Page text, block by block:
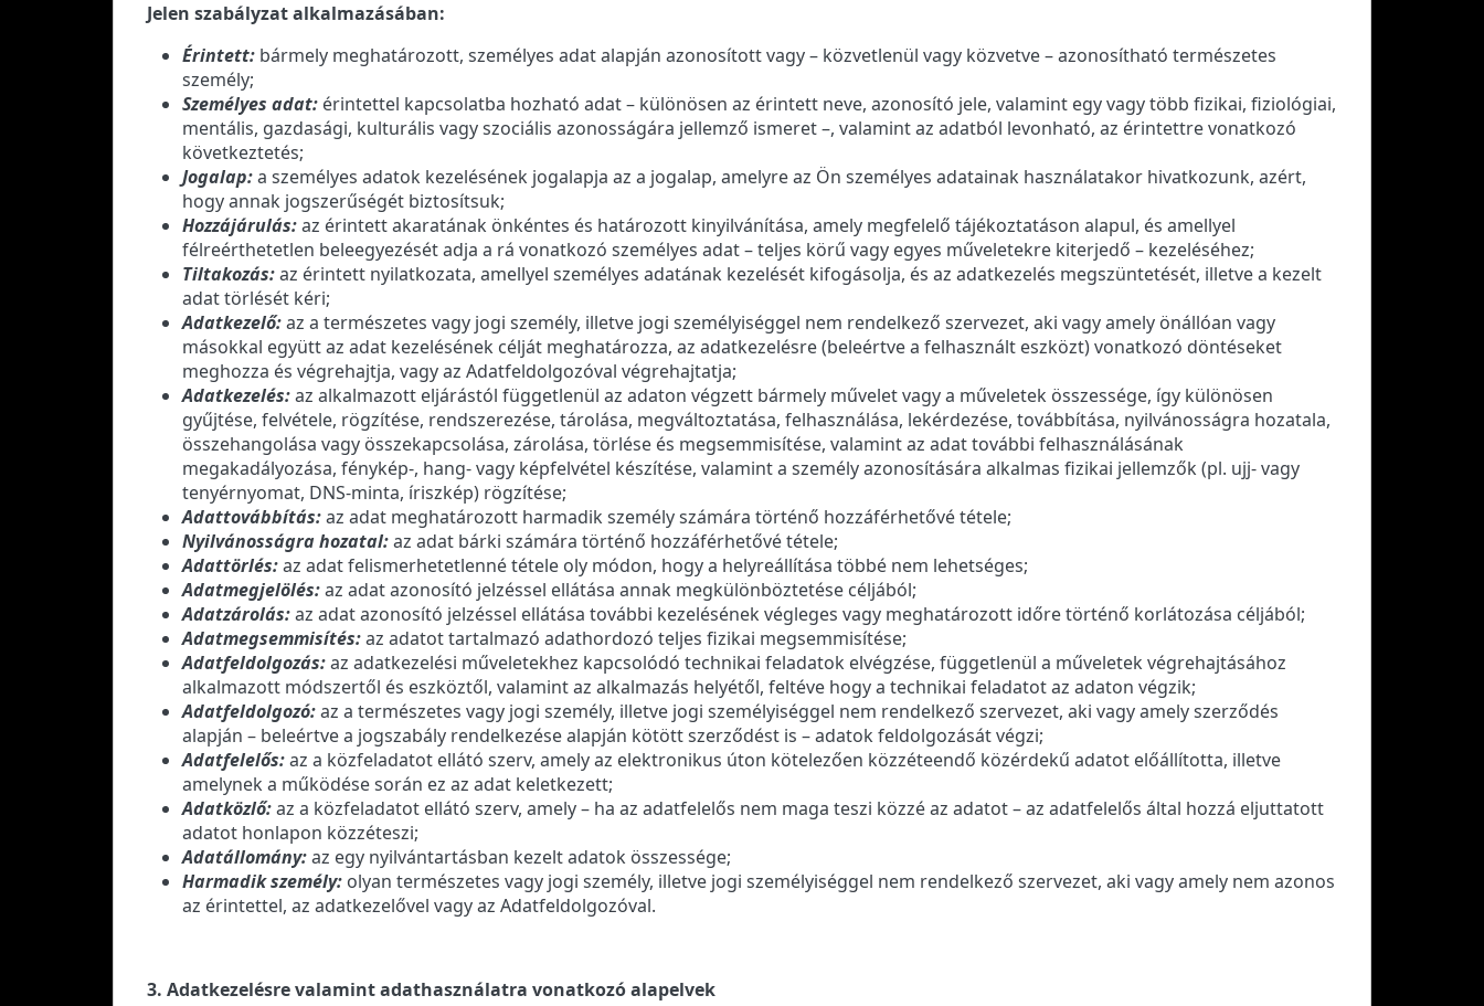
Jelen szabályzat alkalmazásában:
Érintett: bármely meghatározott, személyes adat alapján azonosított vagy – közvetlenül vagy közvetve – azonosítható természetes
személy;
Személyes adat: érintettel kapcsolatba hozható adat – különösen az érintett neve, azonosító jele, valamint egy vagy több fizikai, fiziológiai,
mentális, gazdasági, kulturális vagy szociális azonosságára jellemző ismeret –, valamint az adatból levonható, az érintettre vonatkozó
következtetés;
Jogalap:a személyes adatok kezelésének jogalapja az a jogalap, amelyre az Ön személyes adatainak használatakor hivatkozunk, azért,
hogy annak jogszerűségét biztosítsuk;
Hozzájárulás:az érintett akaratának önkéntes és határozott kinyilvánítása, amely megfelelő tájékoztatáson alapul, és amellyel
félreérthetetlen beleegyezését adja a rá vonatkozó személyes adat – teljes körű vagy egyes műveletekre kiterjedő – kezeléséhez;
Tiltakozás:az érintett nyilatkozata, amellyel személyes adatának kezelését kifogásolja, és az adatkezelés megszüntetését, illetve a kezelt
adat törlését kéri;
Adatkezelő:az a természetes vagy jogi személy, illetve jogi személyiséggel nem rendelkező szervezet, aki vagy amely önállóan vagy
másokkal együtt az adat kezelésének célját meghatározza, az adatkezelésre (beleértve a felhasznált eszközt) vonatkozó döntéseket
meghozza és végrehajtja, vagy az Adatfeldolgozóval végrehajtatja;
Adatkezelés:az alkalmazott eljárástól függetlenül az adaton végzett bármely művelet vagy a műveletek összessége, így különösen
gyűjtése, felvétele, rögzítése, rendszerezése, tárolása, megváltoztatása, felhasználása, lekérdezése, továbbítása, nyilvánosságra hozatala,
összehangolása vagy összekapcsolása, zárolása, törlése és megsemmisítése, valamint az adat további felhasználásának
megakadályozása, fénykép-, hang- vagy képfelvétel készítése, valamint a személy azonosítására alkalmas fizikai jellemzők (pl. ujj- vagy
tenyérnyomat, DNS-minta, íriszkép) rögzítése;
Adattovábbítás:az adat meghatározott harmadik személy számára történő hozzáférhetővé tétele;
Nyilvánosságra hozatal:az adat bárki számára történő hozzáférhetővé tétele;
Adattörlés:az adat felismerhetetlenné tétele oly módon, hogy a helyreállítása többé nem lehetséges;
Adatmegjelölés:az adat azonosító jelzéssel ellátása annak megkülönböztetése céljából;
Adatzárolás:az adat azonosító jelzéssel ellátása további kezelésének végleges vagy meghatározott időre történő korlátozása céljából;
Adatmegsemmisítés:az adatot tartalmazó adathordozó teljes fizikai megsemmisítése;
Adatfeldolgozás:az adatkezelési műveletekhez kapcsolódó technikai feladatok elvégzése, függetlenül a műveletek végrehajtásához
alkalmazott módszertől és eszköztől, valamint az alkalmazás helyétől, feltéve hogy a technikai feladatot az adaton végzik;
Adatfeldolgozó:az a természetes vagy jogi személy, illetve jogi személyiséggel nem rendelkező szervezet, aki vagy amely szerződés
alapján – beleértve a jogszabály rendelkezése alapján kötött szerződést is – adatok feldolgozását végzi;
Adatfelelős:az a közfeladatot ellátó szerv, amely az elektronikus úton kötelezően közzéteendő közérdekű adatot előállította, illetve
amelynek a működése során ez az adat keletkezett;
Adatközlő:az a közfeladatot ellátó szerv, amely – ha az adatfelelős nem maga teszi közzé az adatot – az adatfelelős által hozzá eljuttatott
adatot honlapon közzéteszi;
Adatállomány:az egy nyilvántartásban kezelt adatok összessége;
Harmadik személy: olyan természetes vagy jogi személy, illetve jogi személyiséggel nem rendelkező szervezet, aki vagy amely nem azonos
az érintettel, az adatkezelővel vagy az Adatfeldolgozóval.
3. Adatkezelésre valamint adathasználatra vonatkozó alapelvek